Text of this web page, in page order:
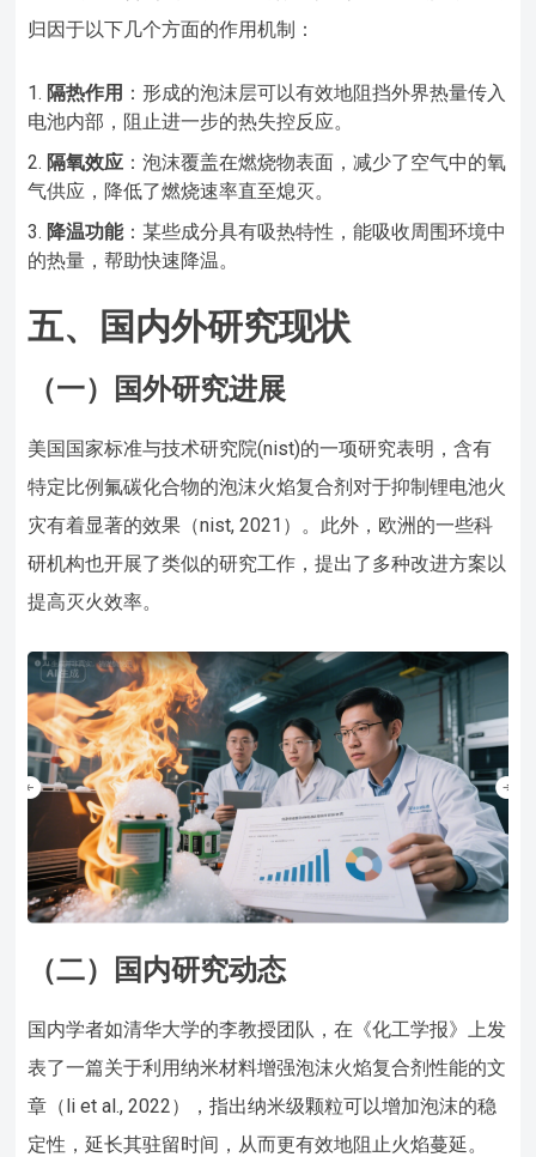
归因于以下几个方面的作用机制：
隔热作用 ：形成的泡沫层可以有效地阻挡外界热量传入
电池内部，阻止进一步的热失控反应。
隔氧效应 ：泡沫覆盖在燃烧物表面，减少了空气中的氧
气供应，降低了燃烧速率直至熄灭。
降温功能：某些成分具有吸热特性，能吸收周围环境中
的热量，帮助快速降温。
五、国内外研究现状
（一）国外研究进展
美国国家标准与技术研究院(nist)的一项研究表明，含有
特定比例氟碳化合物的泡沫火焰复合剂对于抑制锂电池火
灾有着显著的效果（nist, 2021）。此外，欧洲的一些科
研机构也开展了类似的研究工作，提出了多种改进方案以
提高灭火效率。
（二）国内研究动态
国内学者如清华大学的李教授团队，在《化工学报》上发
表了一篇关于利用纳米材料增强泡沫火焰复合剂性能的文
章（li et al., 2022），指出纳米级颗粒可以增加泡沫的稳
定性，延长其驻留时间，从而更有效地阻止火焰蔓延。